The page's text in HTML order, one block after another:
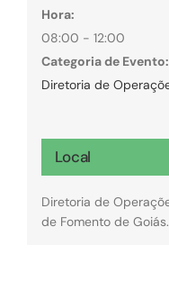
Hora:
08:00 - 12:00
Categoria de Evento:
Diretoria de
Local
Diretoria de
de Fomento de Goiás.